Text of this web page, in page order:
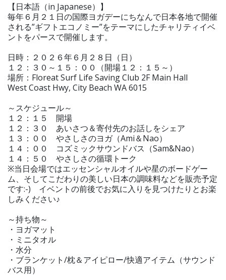
【日本語（in Japanese）】
毎年６月２１日の国際ヨガデーにちなんで日本各地で開催
される”ギフトエコノミー”をテーマにしたチャリティイベ
ントをパースで開催します。
日時：２０２６年６月２８日（日）
１２：３０～１５：００（開場１２：１５～）
場所：Floreat Surf Life Saving Club 2F Main Hall
West Coast Hwy, City Beach WA 6015
～スケジュール～
１２：１５ 開場
１２：３０ あいさつ＆寄付先のお話しをシェア
１３：００ やさしさのヨガ（Ami＆Nao）
１４：００ コズミックサウンドバス（Sam&Nao）
１４：５０ やさしさの循環トーク
※当日会場ではエッセンシャルオイルや星のボードゲー
ム、そしてこだわりの美しい日本の調味料などを販売予定
です:-) イベントの前後でお気に入りを見つけたりとお楽
しみください♪
～持ち物～
・ヨガマット
・ミニタオル
・水分
・ブランケット/枕＆アイピロー/快適アイテム（サウンド
バス用）